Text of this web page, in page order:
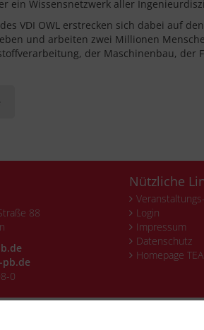
ein Wissensnetzwerk aller
VDI OWL erstrecken sich dabei auf
und arbeiten zwei Millionen
der Maschinenbau, der
88
pb.de
0
Nützliche
Login
Impressum
Datenschutz
Homepage